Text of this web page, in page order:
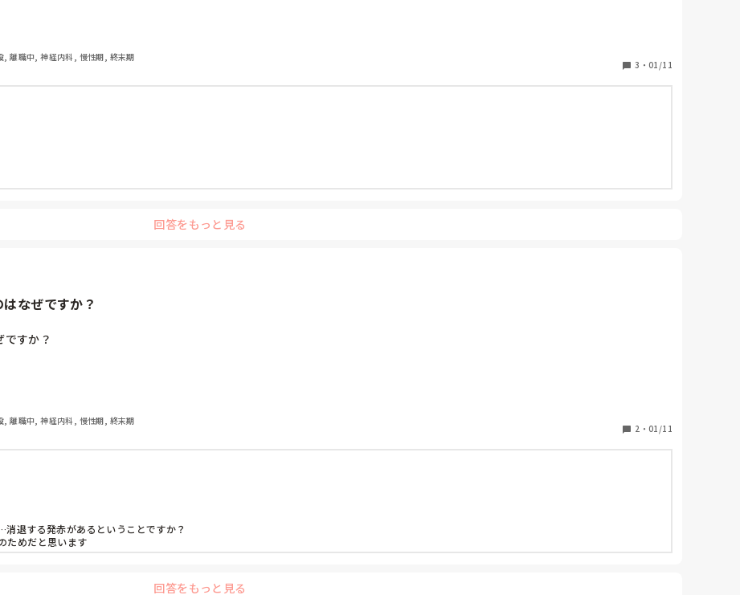
離職中, 神経内科, 慢性期, 終末期
3 ・ 01/11
回答をもっと見る
なぜですか？
すか？
離職中, 神経内科, 慢性期, 終末期
2 ・ 01/11
退する発赤があるということですか？
ためだと思います
回答をもっと見る